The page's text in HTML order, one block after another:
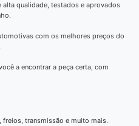
qualidade, testados e aprovados
com os melhores preços do
a encontrar a peça certa, com
freios, transmissão e muito mais.